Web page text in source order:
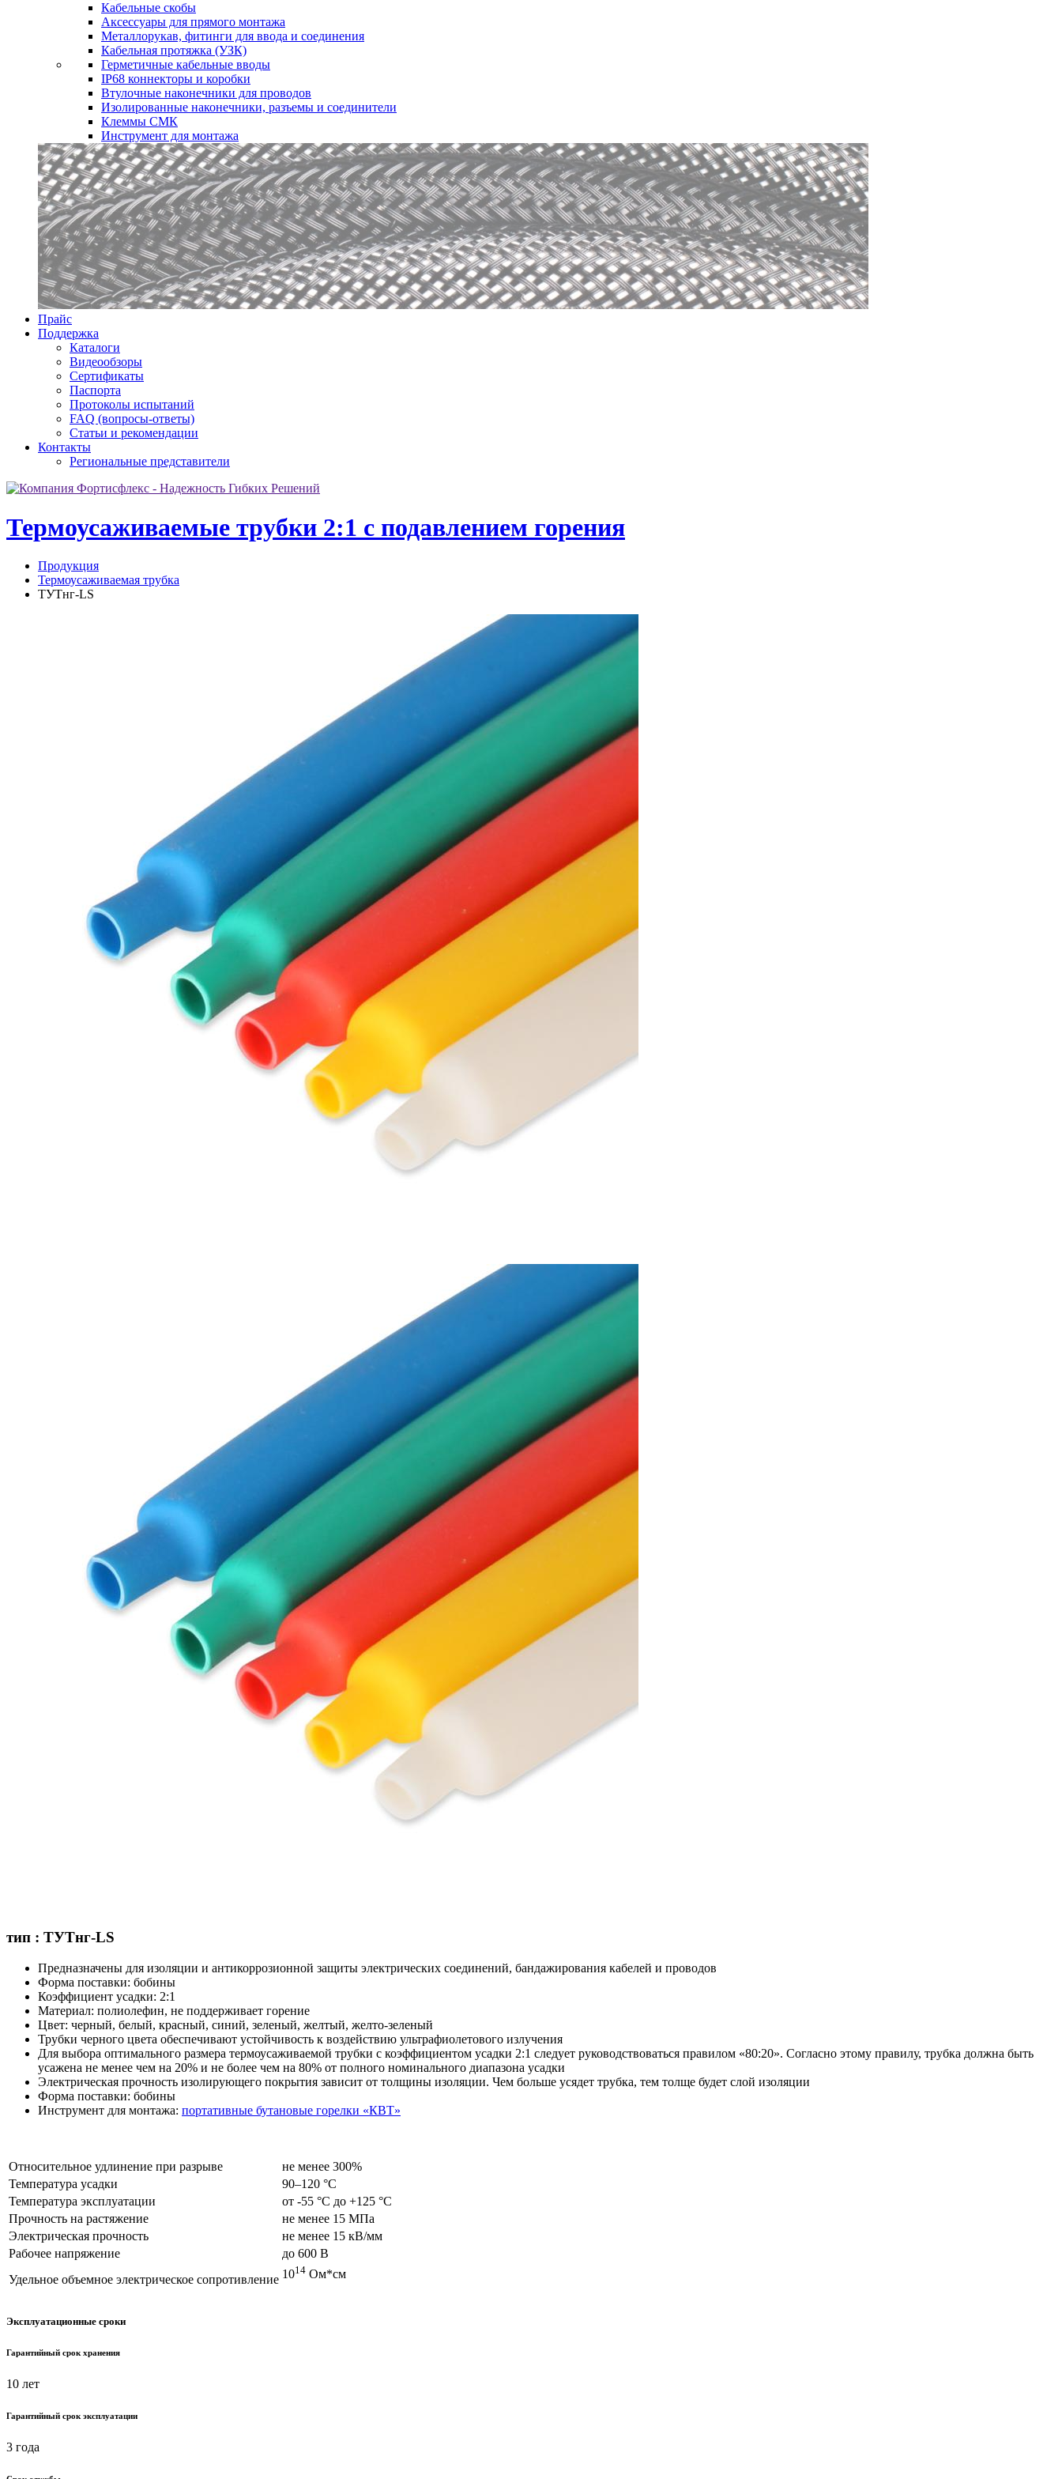
Кабельные скобы
Аксессуары для прямого монтажа
Металлорукав, фитинги для ввода и соединения
Кабельная протяжка (УЗК)
Герметичные кабельные вводы
IP68 коннекторы и коробки
Втулочные наконечники для проводов
Изолированные наконечники, разъемы и соединители
Клеммы СМК
Инструмент для монтажа
Прайс
Поддержка
Каталоги
Видеообзоры
Сертификаты
Паспорта
Протоколы испытаний
FAQ (вопросы-ответы)
Статьи и рекомендации
Контакты
Региональные представители
Термоусаживаемые трубки 2:1 с подавлением горения
Продукция
Термоусаживаемая трубка
ТУТнг-LS
тип : ТУТнг-LS
Предназначены для изоляции и антикоррозионной защиты электрических соединений, бандажирования кабелей и проводов
Форма поставки: бобины
Коэффициент усадки: 2:1
Материал: полиолефин, не поддерживает горение
Цвет: черный, белый, красный, синий, зеленый, желтый, желто-зеленый
Трубки черного цвета обеспечивают устойчивость к воздействию ультрафиолетового излучения
Для выбора оптимального размера термоусаживаемой трубки с коэффициентом усадки 2:1 следует руководствоваться правилом «80:20». Согласно этому правилу, трубка должна быть
усажена не менее чем на 20% и не более чем на 80% от полного номинального диапазона усадки
Электрическая прочность изолирующего покрытия зависит от толщины изоляции. Чем больше усядет трубка, тем толще будет слой изоляции
Форма поставки: бобины
Инструмент для монтажа: портативные бутановые горелки «КВТ»
Относительное удлинение при разрыве
не менее 300%
Температура усадки
90–120 °C
Температура эксплуатации
от -55 °C до +125 °C
Прочность на растяжение
не менее 15 МПа
Электрическая прочность
не менее 15 кВ/мм
Рабочее напряжение
до 600 В
Удельное объемное электрическое сопротивление 1014 Ом*см
Эксплуатационные сроки
Гарантийный срок хранения
10 лет
Гарантийный срок эксплуатации
3 года